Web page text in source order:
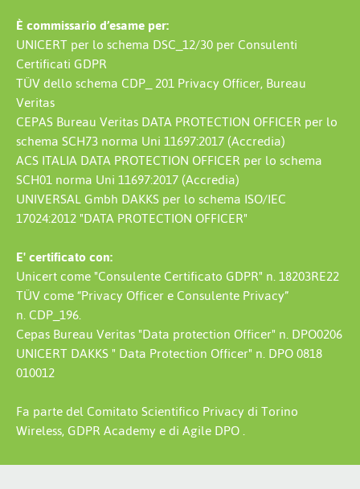
È commissario d’esame per:
UNICERT per lo schema DSC_12/30 per Consulenti
Certificati GDPR
TÜV dello schema CDP_ 201 Privacy Officer, Bureau
Veritas
CEPAS Bureau Veritas DATA PROTECTION OFFICER per lo
schema SCH73 norma Uni 11697:2017 (Accredia)
ACS ITALIA DATA PROTECTION OFFICER per lo schema
SCH01 norma Uni 11697:2017 (Accredia)
UNIVERSAL Gmbh DAKKS per lo schema ISO/IEC
17024:2012 "DATA PROTECTION OFFICER"
E' certificato con:
Unicert come "Consulente Certificato GDPR" n. 18203RE22
TÜV come “Privacy Officer e Consulente Privacy”
n. CDP_196.
Cepas Bureau Veritas "Data protection Officer" n. DPO0206
UNICERT DAKKS " Data Protection Officer" n. DPO 0818
010012
Fa parte del Comitato Scientifico Privacy di Torino
Wireless, GDPR Academy e di Agile DPO .